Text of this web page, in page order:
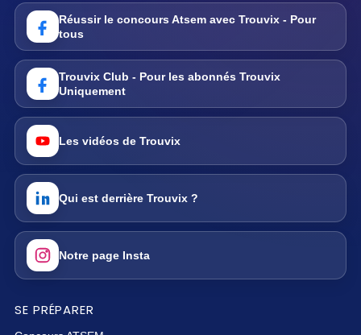
Réussir le concours Atsem avec Trouvix - Pour
tous
Trouvix Club - Pour les abonnés Trouvix
Uniquement
Les vidéos de Trouvix
Qui est derrière Trouvix ?
Notre page Insta
SE PRÉPARER